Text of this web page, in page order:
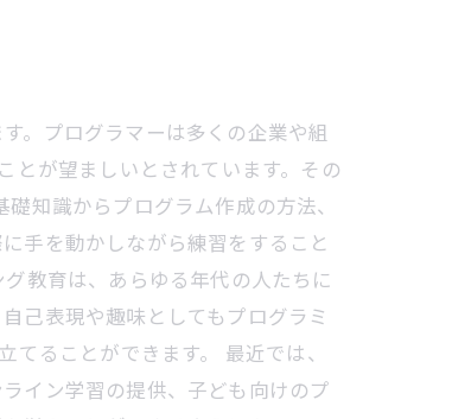
。プログラマーは多くの企業や組
とが望ましいとされています。その
知識からプログラム作成の方法、
手を動かしながら練習をすること
教育は、あらゆる年代の人たちに
己表現や趣味としてもプログラミ
ることができます。 最近では、
イン学習の提供、子ども向けのプ